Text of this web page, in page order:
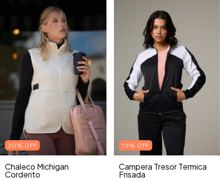
20% OFF
Chaleco Michigan
Corderito
10% OFF
Campera Tresor Termica
Frisada